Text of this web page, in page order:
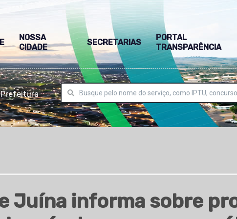
NOSSA
CIDADE
SECRETARIAS
PORTAL
TRANSPARÊNCIA
Prefeitura
Juína informa sobre